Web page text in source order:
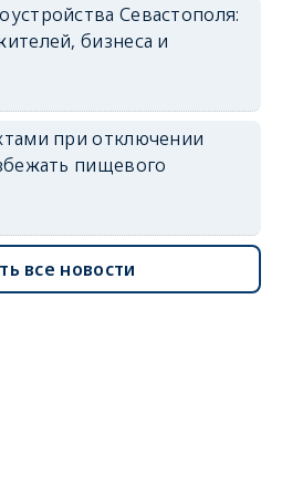
Севастополя:
бизнеса и
при отключении
пищевого
все новости